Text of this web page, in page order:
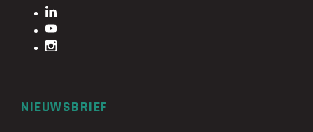
NIEUWSBRIEF